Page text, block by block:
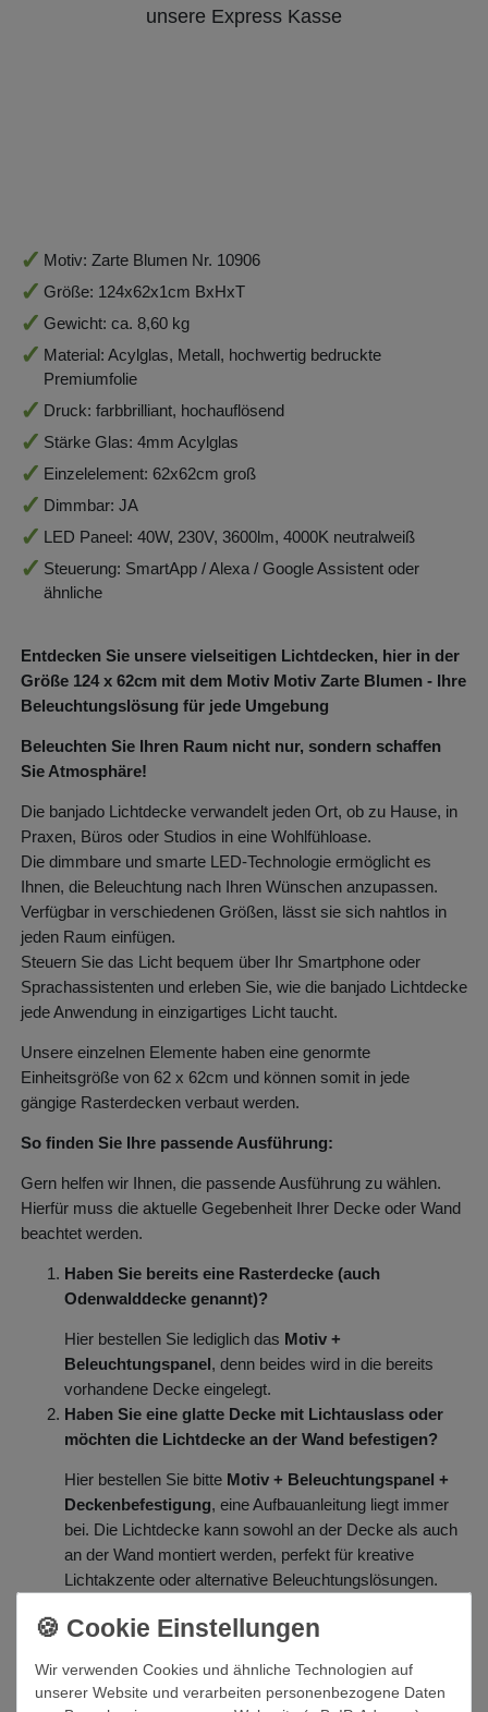
unsere Express Kasse
Motiv: Zarte Blumen Nr. 10906
Größe: 124x62x1cm BxHxT
Gewicht: ca. 8,60 kg
Material: Acylglas, Metall, hochwertig bedruckte
Premiumfolie
Druck: farbbrilliant, hochauflösend
Stärke Glas: 4mm Acylglas
Einzelelement: 62x62cm groß
Dimmbar: JA
LED Paneel: 40W, 230V, 3600lm, 4000K neutralweiß
Steuerung: SmartApp / Alexa / Google Assistent oder
ähnliche
Entdecken Sie unsere vielseitigen Lichtdecken, hier in der
Größe 124x 62cm mit dem Motiv Motiv Zarte Blumen - Ihre
Beleuchtungslösung für jede Umgebung
Beleuchten Sie Ihren Raum nicht nur, sondern schaffen
Sie Atmosphäre!
Die banjado Lichtdecke verwandelt jeden Ort, ob zu Hause, in
Praxen, Büros oder Studios in eine Wohlfühloase.
Die dimmbare und smarte LED-Technologie ermöglicht es
Ihnen, die Beleuchtung nach Ihren Wünschen anzupassen.
Verfügbar in verschiedenen Größen, lässt sie sich nahtlos in
jeden Raum einfügen.
Steuern Sie das Licht bequem über Ihr Smartphone oder
Sprachassistenten und erleben Sie, wie die banjado Lichtdecke
jede Anwendung in einzigartiges Licht taucht.
Unsere einzelnen Elemente haben eine genormte
Einheitsgröße von 62 x 62cm und können somit in jede
gängige Rasterdecken verbaut werden.
So finden Sie Ihre passende Ausführung:
Gern helfen wir Ihnen, die passende Ausführung zu wählen.
Hierfür muss die aktuelle Gegebenheit Ihrer Decke oder Wand
beachtet werden.
Haben Sie bereits eine Rasterdecke (auch
Odenwalddecke genannt)?
Hier bestellen Sie lediglich das Motiv +
Beleuchtungspanel, denn beides wird in die bereits
vorhandene Decke eingelegt.
Haben Sie eine glatte Decke mit Lichtauslass oder
möchten die Lichtdecke an der Wand befestigen?
Hier bestellen Sie bitte Motiv + Beleuchtungspanel +
Deckenbefestigung, eine Aufbauanleitung liegt immer
bei. Die Lichtdecke kann sowohl an der Decke als auch
an der Wand montiert werden, perfekt für kreative
Lichtakzente oder alternative Beleuchtungslösungen.
das Motiv wechseln?
Hier bestellen Sie bitte nurMotiv, der Wechsel ist
denkbar einfach.
Wir verwenden Cookies und ähnliche Technologien auf
unserer Website und verarbeiten personenbezogene Daten